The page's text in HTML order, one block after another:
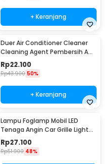
+ Keranjang
Duer Air Conditioner Cleaner
Cleaning Agent Pembersih AC
Rumah 500ml - QUY1640
Rp22.100
Rp43.900 50%
+ Keranjang
Lampu Foglamp Mobil LED
Tenaga Angin Car Grille Light
Wind Power 2 PCS - XY044
Rp27.100
Rp51.900 48%